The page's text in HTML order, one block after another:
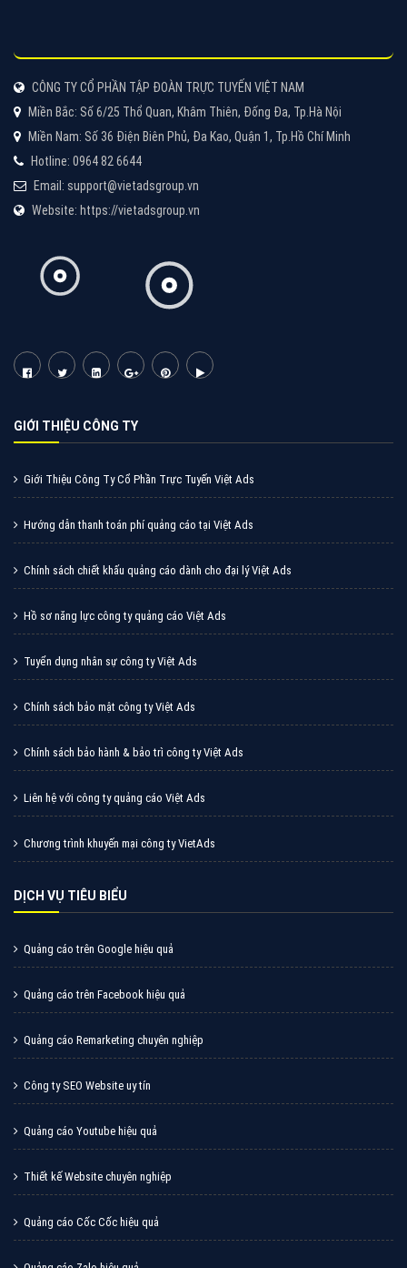
CÔNG TY CỔ PHẦN TẬP ĐOÀN TRỰC TUYẾN VIỆT NAM
Miền Bắc: Số 6/25 Thổ Quan, Khâm Thiên, Đống Đa, Tp.Hà Nội
Miền Nam: Số 36 Điện Biên Phủ, Đa Kao, Quận 1, Tp.Hồ Chí Minh
Hotline: 0964 82 6644
Email: support@vietadsgroup.vn
Website: https://vietadsgroup.vn
GIỚI THIỆU CÔNG TY
Giới Thiệu Công Ty Cổ Phần Trực Tuyến Việt Ads
Hướng dẫn thanh toán phí quảng cáo tại Việt Ads
Chính sách chiết khấu quảng cáo dành cho đại lý Việt Ads
Hồ sơ năng lực công ty quảng cáo Việt Ads
Tuyển dụng nhân sự công ty Việt Ads
Chính sách bảo mật công ty Việt Ads
Chính sách bảo hành & bảo trì công ty Việt Ads
Liên hệ với công ty quảng cáo Việt Ads
Chương trình khuyến mại công ty VietAds
DỊCH VỤ TIÊU BIỂU
Quảng cáo trên Google hiệu quả
Quảng cáo trên Facebook hiệu quả
Quảng cáo Remarketing chuyên nghiệp
Công ty SEO Website uy tín
Quảng cáo Youtube hiệu quả
Thiết kế Website chuyên nghiệp
Quảng cáo Cốc Cốc hiệu quả